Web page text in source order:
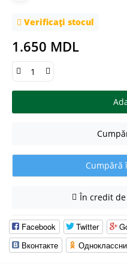
Verificați stocul
1.650 MDL
Cumpără
În credit
Facebook Twitter
Вконтакте